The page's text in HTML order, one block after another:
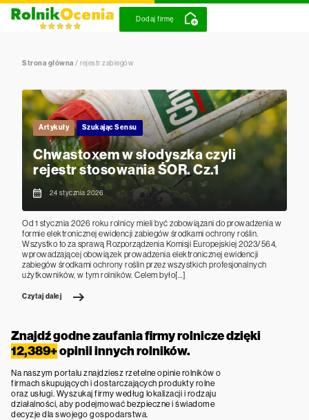
Dodaj firmę
Strona główna / rejestr zabiegów
Artykuły Szukając Sensu
Chwastoxem w słodyszka czyli
rejestr stosowania ŚOR. Cz.1
24 stycznia 2026
Od 1 stycznia 2026 roku rolnicy mieli być zobowiązani do prowadzenia w
formie elektronicznej ewidencji zabiegów środkami ochrony roślin.
Wszystko to za sprawą Rozporządzenia Komisji Europejskiej 2023/564,
wprowadzającej obowiązek prowadzenia elektronicznej ewidencji
zabiegów środkami ochrony roślin przez wszystkich profesjonalnych
użytkowników, w tym rolników. Celem było[…]
Czytaj dalej
Znajdź godne zaufania firmy rolnicze dzięki
12,389+opinii innych rolników.
Na naszym portalu znajdziesz rzetelne opinie rolników o
firmach skupujących i dostarczających produkty rolne
oraz usługi. Wyszukaj firmy według lokalizacji i rodzaju
działalności, aby podejmować bezpieczne i świadome
decyzje dla swojego gospodarstwa.